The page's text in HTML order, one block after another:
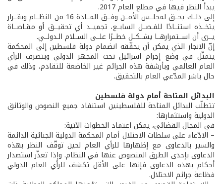
يبدأ النظر فيها في مطلع العام 2017.
إلى ذلــك يحــق لمجلــس الأمــن وفــق المــادة 16 من النظــام وبقــرار
يتخــذه استنــادًا للفـصــل السابــع، تجميــد أي تحقيــق أو مقـاضــاة
يــرى أن اســتمرارهــا يشــكــل خطــرًا علــى الســلام الـدولــي.
إنّ الانجاز الذي يمكن أن يحقّقه انضمام دولة فلسطين إلى المحكمة
يتمثّل في وضع إجرام اسرائيل تحت المجهر الدولي وبتصرف الرأي
العام العالمي وبأرشفة هذه الجرائم غير الخاضعة للتقادم، وذلك في
حال باشر المدّعي العام بالتحقيق.
البدائل المتاحة أمام دولة فلسطين
تتطلّب البدائل المتاحة للفلسطينين استنفاد جميع النصوص والوثائق
الدولية واستثمارها:
في المجال القضائي، يمكن اعتماد الخطوات الآتية:
– الادّعاء على سلطات الاحتلال أمام المحكمة الدولية الجنائية الدائمة
والسير بالدعاوى مع إظهارها للرأي العام لحين توقّف النظر بهذه
الدعاوى بإحدى الطرق المنصوص عنها في النظام. وإذا تعذّر استصدار
أحكام بهذه الدعاوى فإنها على الأقل تكشف للرأي العام الدولي
فظاعة جرائم الاحتلال.